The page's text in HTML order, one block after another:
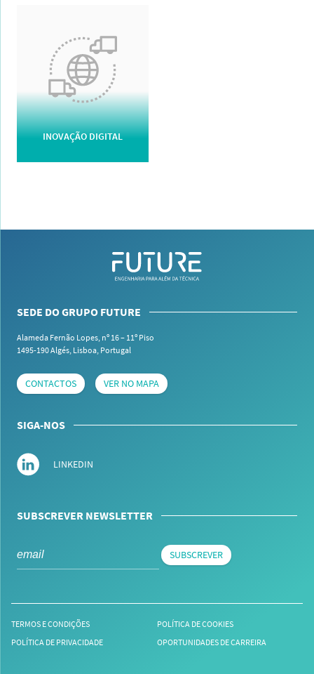
INOVAÇÃO DIGITAL
SEDE DO GRUPO FUTURE
Alameda Fernão Lopes, nº 16 – 11º Piso
1495-190 Algés, Lisboa, Portugal
CONTACTOS VER NO MAPA
SIGA-NOS
LINKEDIN
SUBSCREVER NEWSLETTER
SUBSCREVER
TERMOS E CONDIÇÕES
POLÍTICA DE COOKIES
POLÍTICA DE PRIVACIDADE
OPORTUNIDADES DE CARREIRA